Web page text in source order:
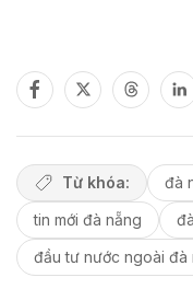
Từ khóa: đà
tin mới đà nẵng
đầu tư nước ngoài đà